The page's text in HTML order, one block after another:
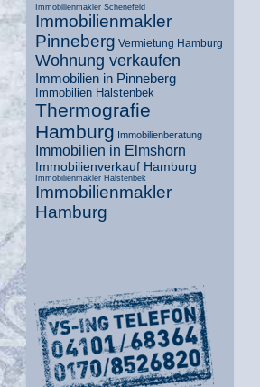
Immobilienmakler Schenefeld
Immobilienmakler
Pinneberg Vermietung Hamburg
Wohnung verkaufen
Immobilien in Pinneberg
Immobilien Halstenbek
Thermografie
Hamburg Immobilienberatung
Immobilien in Elmshorn
Immobilienverkauf Hamburg
Immobilienmakler Halstenbek
Immobilienmakler
Hamburg